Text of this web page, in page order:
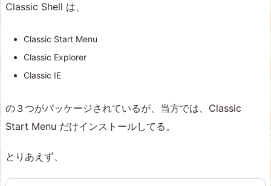
Classic Shell は、
Classic Start Menu
Classic Explorer
Classic IE
の３つがパッケージされているが、当方では、Classic
Start Menu だけインストールしてる。
とりあえず、